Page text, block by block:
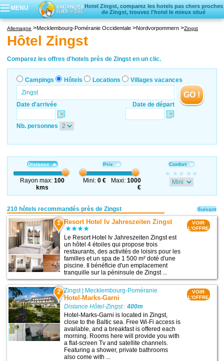
MENU
Hotel Zingst, comparez les hotels pas chers proches
de Zingst, trouvez l'hotel le mieux situé
Locations vacances
Villages vacances
Allemagne Mecklembourg-Poméranie Occidentale Nordvorpommern Zingst
Hôtel Zingst
Comparez les offres d'hotels près de Zingst en un clic.
Campings Hôtels Locations Villages vacances
Date d'arrivée Date de départ
GO !
Nb. personnes
Distance
Rayon max:100
kms
Prix
Mini: 0 € Maxi:1000
€
Confort
210 hôtels recommandés près de Zingst
1 Resort Hotel Iv Jahreszeiten Zingst
Le Resort Hotel Iv Jahreszeiten Zingst est
un hôtel 4 étoiles qui propose trois
restaurants, des activités de loisirs pour les
familles et un spa de 1 500 m² doté d'une
piscine. Il bénéficie d'un emplacement
tranquille sur la péninsule de Zingst ...
VOIR
L'OFFRE
2 Zingst| Mecklembourg-Poméranie
Hotel-Marks-Garni
Distance Hôtel-Zingst :400m
Hotel-Marks-Garni is located in Zingst,
close to the Baltic sea. Free Wi-Fi access is
available, and a breakfast is offered each
morning. Rooms here will provide you with
a flat-screen Tv and satellite channels.
Featuring a shower, private bathrooms
also come with ...
VOIR
L'OFFRE
Suivant